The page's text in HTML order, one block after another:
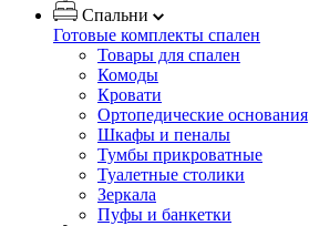
Спальни
Готовые комплекты спален
Товары для спален
Комоды
Кровати
Ортопедические основания
Шкафы и пеналы
Тумбы прикроватные
Туалетные столики
Зеркала
Пуфы и банкетки